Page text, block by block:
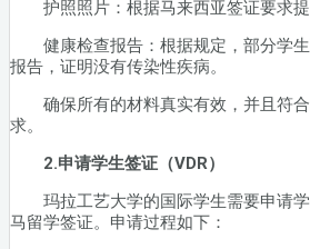
护照照片：根据马来西亚签证要求提
健康检查报告：根据规定，部分学生
报告，证明没有传染性疾病。
确保所有的材料真实有效，并且符合
求。
2.申请学生签证（VDR）
玛拉工艺大学的国际学生需要申请学
马留学签证。申请过程如下：